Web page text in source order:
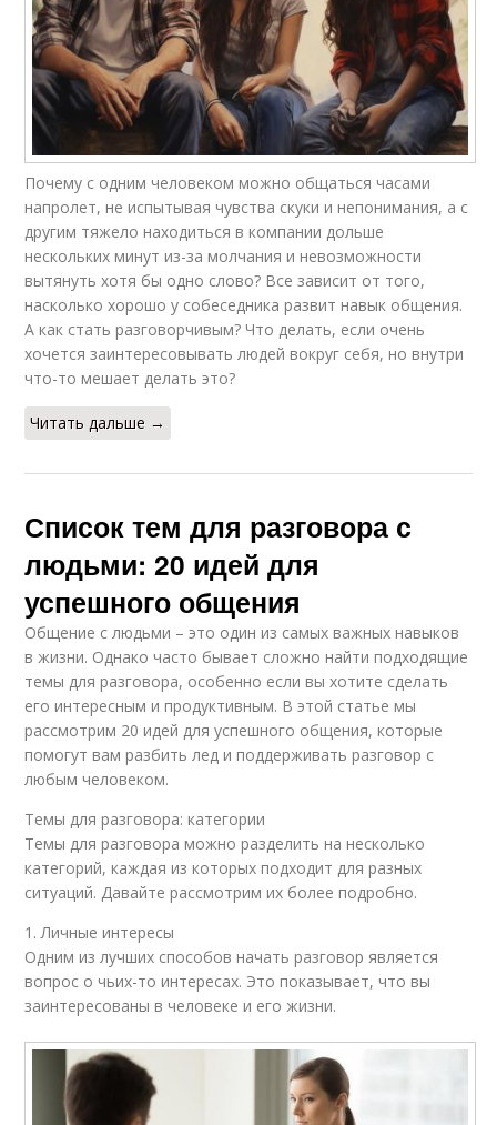
Почему с одним человеком можно общаться часами
напролет, не испытывая чувства скуки и непонимания, а с
другим тяжело находиться в компании дольше
нескольких минут из-за молчания и невозможности
вытянуть хотя бы одно слово? Все зависит от того,
насколько хорошо у собеседника развит навык общения.
А как стать разговорчивым? Что делать, если очень
хочется заинтересовывать людей вокруг себя, но внутри
что-то мешает делать это?
Читать дальше →
Список тем для разговора с
людьми: 20 идей для
успешного общения
Общение с людьми – это один из самых важных навыков
в жизни. Однако часто бывает сложно найти подходящие
темы для разговора, особенно если вы хотите сделать
его интересным и продуктивным. В этой статье мы
рассмотрим 20 идей для успешного общения, которые
помогут вам разбить лед и поддерживать разговор с
любым человеком.
Темы для разговора: категории
Темы для разговора можно разделить на несколько
категорий, каждая из которых подходит для разных
ситуаций. Давайте рассмотрим их более подробно.
1. Личные интересы
Одним из лучших способов начать разговор является
вопрос о чьих-то интересах. Это показывает, что вы
заинтересованы в человеке и его жизни.